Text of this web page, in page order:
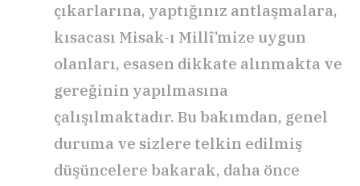
çıkarlarına, yaptığınız antlaşmalara,
kısacası Misak-ı Millî’mize uygun
olanları, esasen dikkate alınmakta ve
gereğinin yapılmasına
çalışılmaktadır. Bu bakımdan, genel
duruma ve sizlere telkin edilmiş
düşüncelere bakarak, daha önce